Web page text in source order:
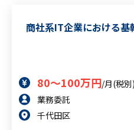
・システム
応、打ち合
に打ち合わ
・システム設
ステム設計
・情報セキ
・リスクア
・システム企
商社系IT企業における
80～100万円/月(税別)
業務委託
千代田区